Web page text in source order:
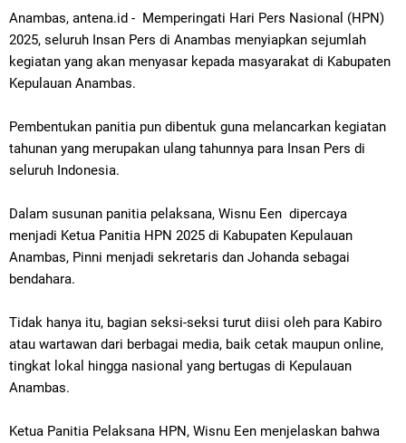
Anambas, antena.id - Memperingati Hari Pers Nasional (HPN)
2025, seluruh Insan Pers di Anambas menyiapkan sejumlah
kegiatan yang akan menyasar kepada masyarakat di Kabupaten
Kepulauan Anambas.
Pembentukan panitia pun dibentuk guna melancarkan kegiatan
tahunan yang merupakan ulang tahunnya para Insan Pers di
seluruh Indonesia.
Dalam susunan panitia pelaksana, Wisnu Een dipercaya
menjadi Ketua Panitia HPN 2025 di Kabupaten Kepulauan
Anambas, Pinni menjadi sekretaris dan Johanda sebagai
bendahara.
Tidak hanya itu, bagian seksi-seksi turut diisi oleh para Kabiro
atau wartawan dari berbagai media, baik cetak maupun online,
tingkat lokal hingga nasional yang bertugas di Kepulauan
Anambas.
Ketua Panitia Pelaksana HPN, Wisnu Een menjelaskan bahwa